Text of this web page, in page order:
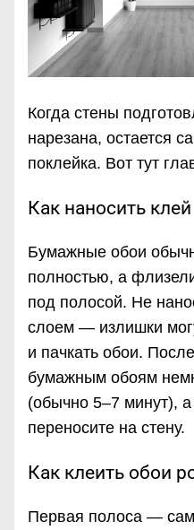
Когда стены
нарезана, остается
поклейка. Вот тут
Как наносить клей
Бумажные обои
полностью, а
под полосой. Не
слоем — излишки
и пачкать обои.
бумажным обоям
(обычно 5–7 минут), а
переносите на стену.
Как клеить обои
Первая полоса —